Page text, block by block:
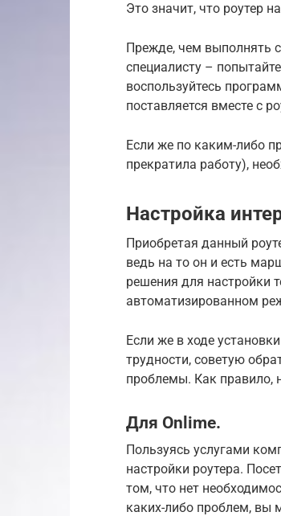
Это значит, что роутер
Прежде, чем выполнять
специалисту –
воспользуйтесь
поставляется вместе с
Если же по каким-либо
прекратила работу),
Настройка
Приобретая данный
ведь на то он и есть
решения для настройки
автоматизированном
Если же в ходе
трудности, советую
проблемы. Как правило,
Для Onlime.
Пользуясь услугами
настройки роутера.
том, что нет
каких-либо проблем, вы